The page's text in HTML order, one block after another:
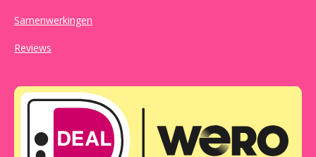
Samenwerkingen
Reviews